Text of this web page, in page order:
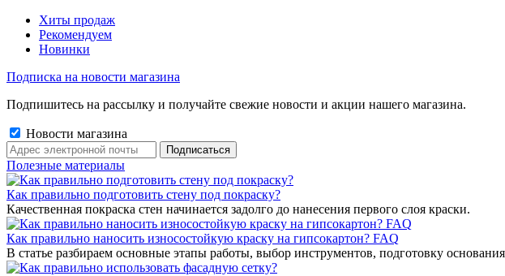
Хиты продаж
Рекомендуем
Новинки
Подписка на новости магазина
Подпишитесь на рассылку и получайте свежие новости и акции нашего магазина.
Новости магазина
Полезные материалы
Как правильно подготовить стену под покраску?
Качественная покраска стен начинается задолго до нанесения первого слоя краски.
Как правильно наносить износостойкую краску на гипсокартон? FAQ
В статье разбираем основные этапы работы, выбор инструментов, подготовку